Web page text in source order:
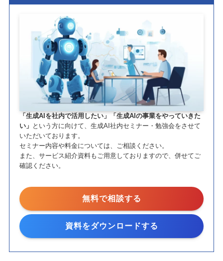
「生成AIを社内で活用したい」「生成AIの事業をやっていきた
い」 という方に向けて、生成AI社内セミナー・勉強会をさせて
いただいております。
セミナー内容や料金については、ご相談ください。
また、サービス紹介資料もご用意しておりますので、併せてご
確認ください。
無料で相談する
資料をダウンロードする